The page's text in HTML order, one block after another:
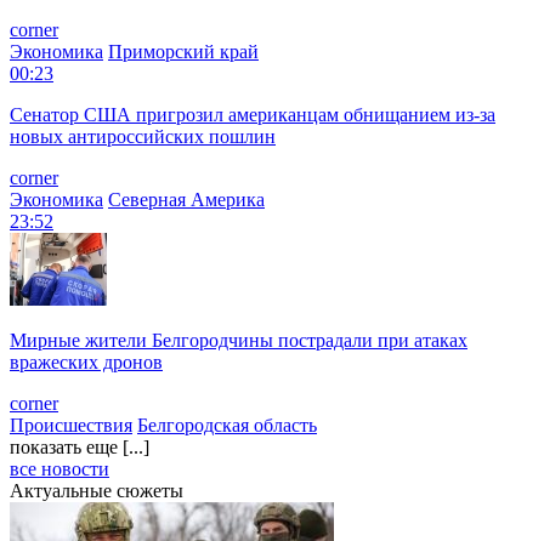
corner
Экономика Приморский край
00:23
Сенатор США пригрозил американцам обнищанием из-за
новых антироссийских пошлин
corner
Экономика Северная Америка
23:52
Мирные жители Белгородчины пострадали при атаках
вражеских дронов
corner
Происшествия Белгородская область
показать еще [...]
все новости
Актуальные сюжеты